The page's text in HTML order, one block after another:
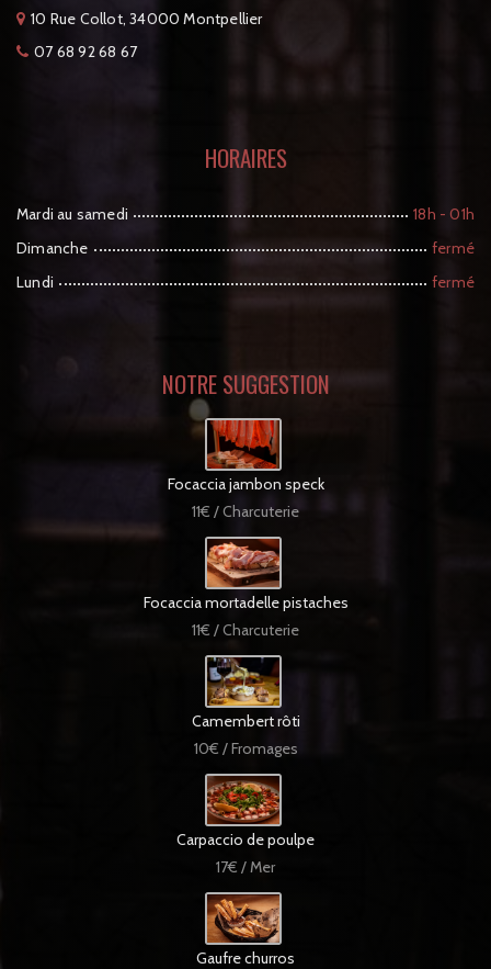
10 Rue Collot, 34000 Montpellier
07 68 92 68 67
HORAIRES
Mardi au samedi
18h - 01h
Dimanche
fermé
Lundi
fermé
NOTRE SUGGESTION
Focaccia jambon speck
11€ / Charcuterie
Focaccia mortadelle pistaches
11€ / Charcuterie
Camembert rôti
10€ / Fromages
Carpaccio de poulpe
17€ / Mer
Gaufre churros